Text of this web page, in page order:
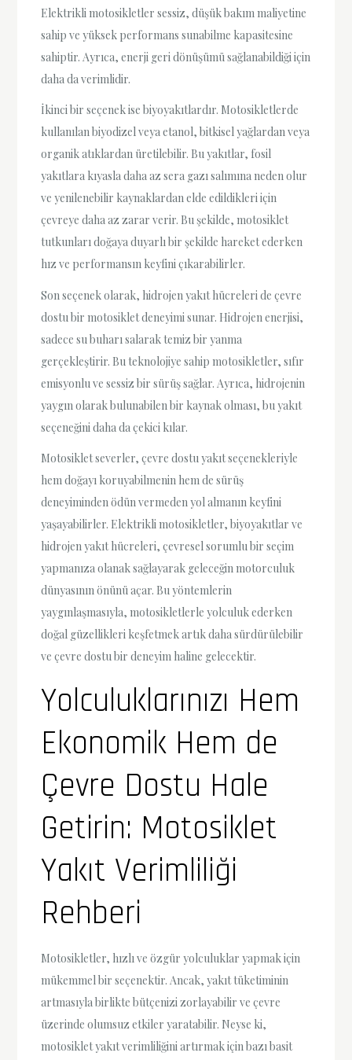
Elektrikli motosikletler sessiz, düşük bakım maliyetine
sahip ve yüksek performans sunabilme kapasitesine
sahiptir. Ayrıca, enerji geri dönüşümü sağlanabildiği için
daha da verimlidir.
İkinci bir seçenek ise biyoyakıtlardır. Motosikletlerde
kullanılan biyodizel veya etanol, bitkisel yağlardan veya
organik atıklardan üretilebilir. Bu yakıtlar, fosil
yakıtlara kıyasla daha az sera gazı salımına neden olur
ve yenilenebilir kaynaklardan elde edildikleri için
çevreye daha az zarar verir. Bu şekilde, motosiklet
tutkunları doğaya duyarlı bir şekilde hareket ederken
hız ve performansın keyfini çıkarabilirler.
Son seçenek olarak, hidrojen yakıt hücreleri de çevre
dostu bir motosiklet deneyimi sunar. Hidrojen enerjisi,
sadece su buharı salarak temiz bir yanma
gerçekleştirir. Bu teknolojiye sahip motosikletler, sıfır
emisyonlu ve sessiz bir sürüş sağlar. Ayrıca, hidrojenin
yaygın olarak bulunabilen bir kaynak olması, bu yakıt
seçeneğini daha da çekici kılar.
Motosiklet severler, çevre dostu yakıt seçenekleriyle
hem doğayı koruyabilmenin hem de sürüş
deneyiminden ödün vermeden yol almanın keyfini
yaşayabilirler. Elektrikli motosikletler, biyoyakıtlar ve
hidrojen yakıt hücreleri, çevresel sorumlu bir seçim
yapmanıza olanak sağlayarak geleceğin motorculuk
dünyasının önünü açar. Bu yöntemlerin
yaygınlaşmasıyla, motosikletlerle yolculuk ederken
doğal güzellikleri keşfetmek artık daha sürdürülebilir
ve çevre dostu bir deneyim haline gelecektir.
Yolculuklarınızı Hem
Ekonomik Hem de
Çevre Dostu Hale
Getirin: Motosiklet
Yakıt Verimliliği
Rehberi
Motosikletler, hızlı ve özgür yolculuklar yapmak için
mükemmel bir seçenektir. Ancak, yakıt tüketiminin
artmasıyla birlikte bütçenizi zorlayabilir ve çevre
üzerinde olumsuz etkiler yaratabilir. Neyse ki,
motosiklet yakıt verimliliğini artırmak için bazı basit